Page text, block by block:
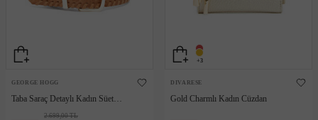
GEORGE HOGG
Taba Saraç Detaylı Kadın Süet
2.699,00 TL
+3
DIVARESE
Gold Charmlı Kadın Cüzdan